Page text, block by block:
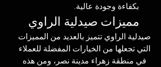
بكفاءة وجودة عالية.
مميزات صيدلية الراوي
صيدلية الراوي تتميز بالعديد من المميزات
التي تجعلها من الخيارات المفضلة للعملاء
في منطقة زهراء مدينة نصر، ومن هذه